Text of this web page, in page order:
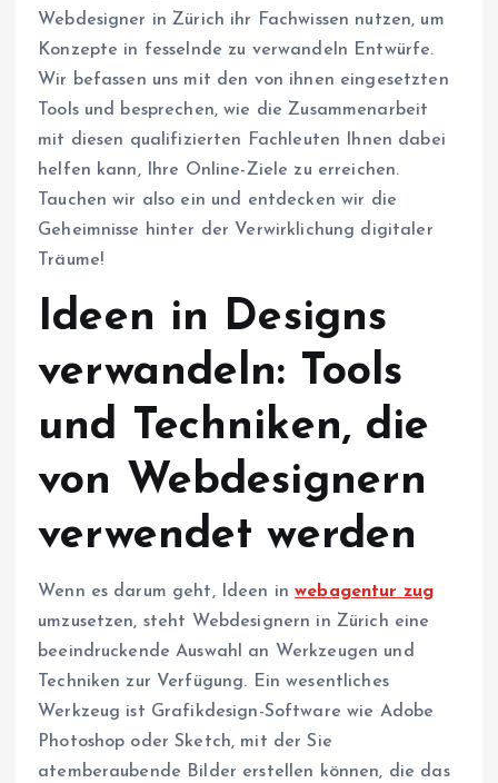
Webdesigner in Zürich ihr Fachwissen nutzen, um
Konzepte in fesselnde zu verwandeln Entwürfe.
Wir befassen uns mit den von ihnen eingesetzten
Tools und besprechen, wie die Zusammenarbeit
mit diesen qualifizierten Fachleuten Ihnen dabei
helfen kann, Ihre Online-Ziele zu erreichen.
Tauchen wir also ein und entdecken wir die
Geheimnisse hinter der Verwirklichung digitaler
Träume!
Ideen in Designs
verwandeln: Tools
und Techniken, die
von Webdesignern
verwendet werden
Wenn es darum geht, Ideen inwebagentur zug
umzusetzen, steht Webdesignern in Zürich eine
beeindruckende Auswahl an Werkzeugen und
Techniken zur Verfügung. Ein wesentliches
Werkzeug ist Grafikdesign-Software wie Adobe
Photoshop oder Sketch, mit der Sie
atemberaubende Bilder erstellen können, die das